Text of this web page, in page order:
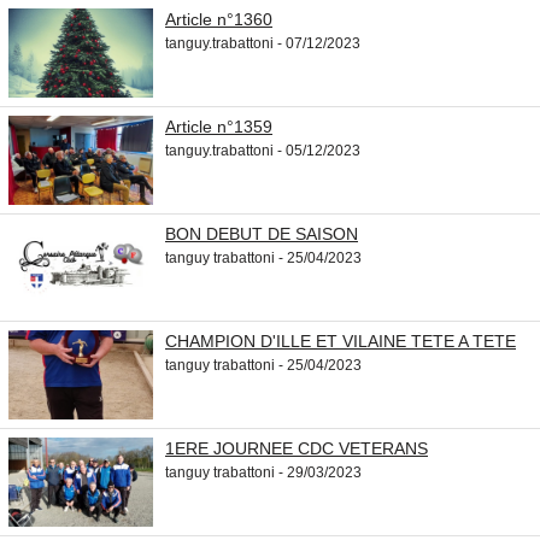
Article n°1360
tanguy.trabattoni - 07/12/2023
Article n°1359
tanguy.trabattoni - 05/12/2023
BON DEBUT DE SAISON
tanguy trabattoni - 25/04/2023
CHAMPION D'ILLE ET VILAINE TETE A TETE
tanguy trabattoni - 25/04/2023
1ERE JOURNEE CDC VETERANS
tanguy trabattoni - 29/03/2023